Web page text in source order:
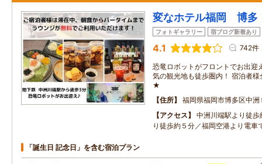
変なホテル福岡 博多
フォトギャラリー 宿ブログ新着あり
4.1 742件
恐竜ロボットがフロントでお出迎
気の観光地も徒歩圏内！ 宿泊者
★
住所
福岡県福岡市博多区中
アクセス
中洲川端駅より徒
り徒歩約５分／福岡空港より電車
「誕生日 記念日」を含む宿泊プラン